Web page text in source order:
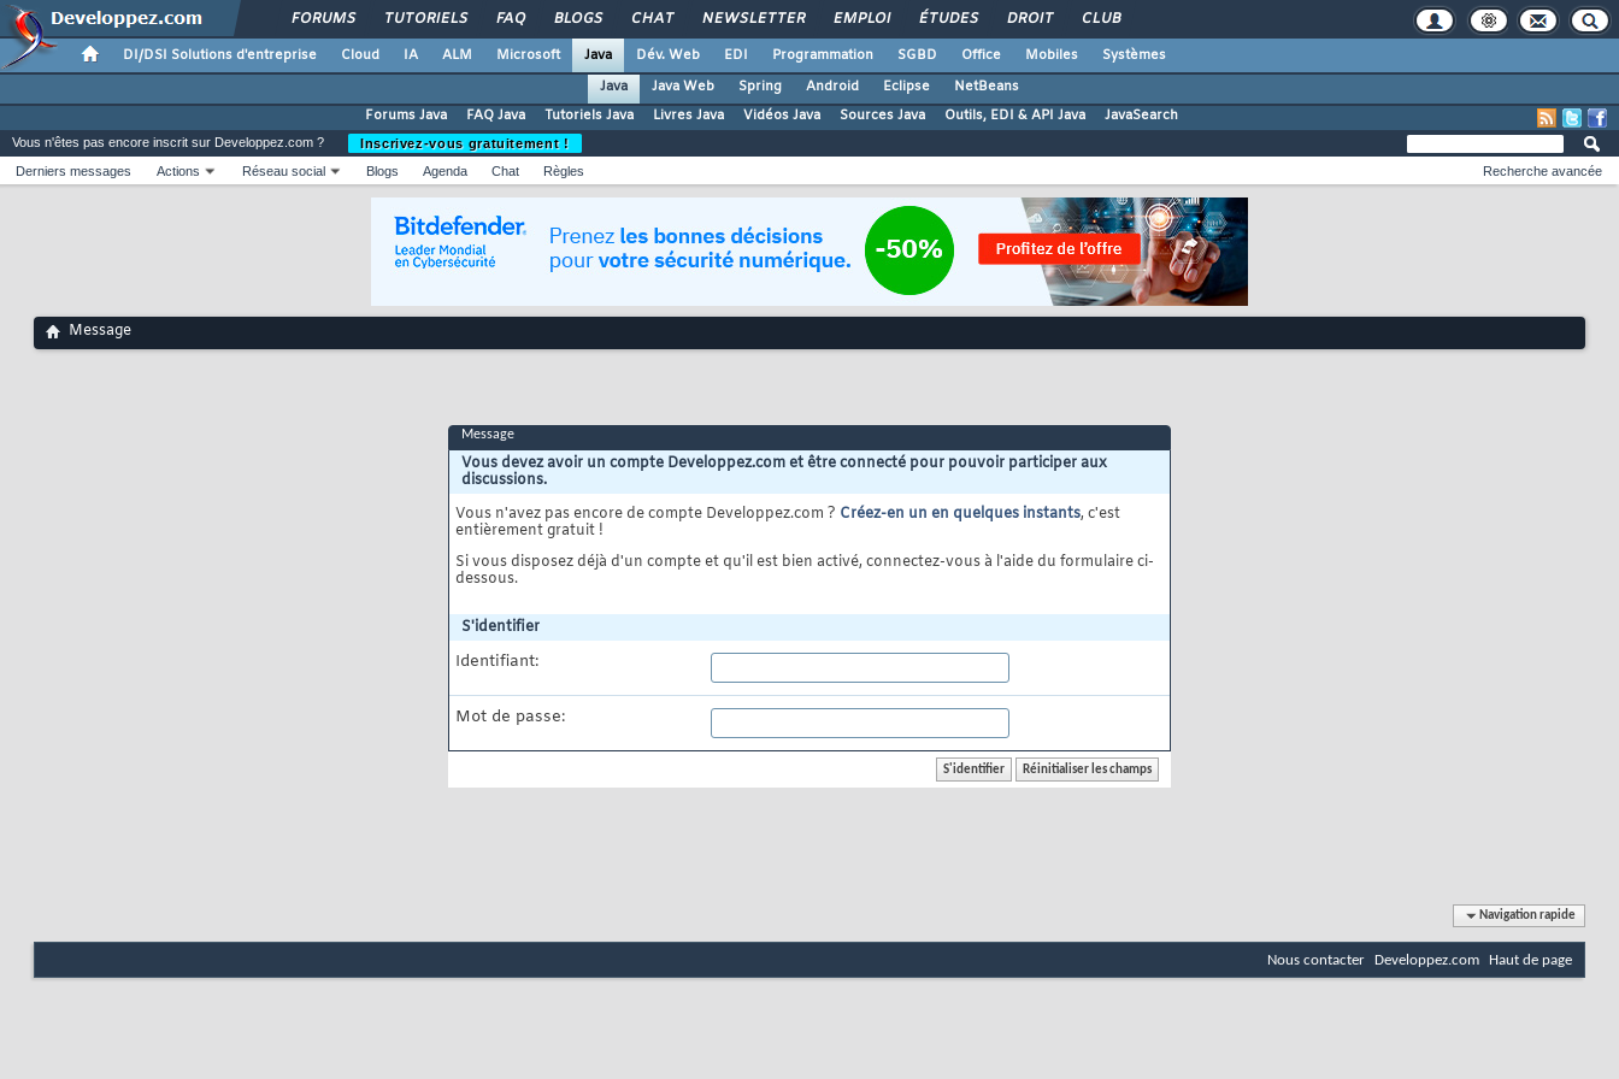
FORUMS TUTORIELS FAQ BLOGS CHAT NEWSLETTER EMPLOI ÉTUDES DROIT CLUB
DI/DSI Solutions d'entreprise Cloud IA ALM Microsoft Java Dév. Web EDI Programmation SGBD Office Mobiles
Systèmes
Java
Java Web Spring Android Eclipse
NetBeans
Forums Java
FAQ Java Tutoriels Java Livres Java Vidéos Java Sources Java Outils, EDI & API Java JavaSearch
Vous n'êtes pas encore inscrit sur Developpez.com ?
Inscrivez-vous gratuitement !
Derniers messages
Actions Réseau social Blogs Agenda Chat Règles Recherche avancée
Message
Message
Vous devez avoir un compte Developpez.com et être connecté pour pouvoir participer aux
discussions.
Vous n'avez pas encore de compte Developpez.com ? Créez-en un en quelques instants, c'est
entièrement gratuit !
Si vous disposez déjà d'un compte et qu'il est bien activé, connectez-vous à l'aide du formulaire ci-
dessous.
S'identifier
Identifiant:
Mot de passe:
Navigation rapide
Nous contacter Developpez.com Haut de page